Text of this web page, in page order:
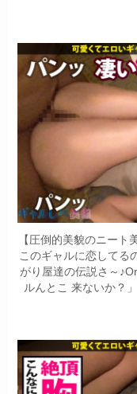
【圧倒的美貌のニー
このギャルに恋してる
がり屋達の伝説さ～
ルんとこ 来ないか？